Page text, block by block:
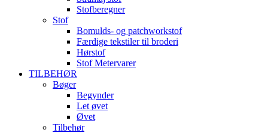
Stofberegner
Stof
Bomulds- og patchworkstof
Færdige tekstiler til broderi
Hørstof
Stof Metervarer
TILBEHØR
Bøger
Begynder
Let øvet
Øvet
Tilbehør